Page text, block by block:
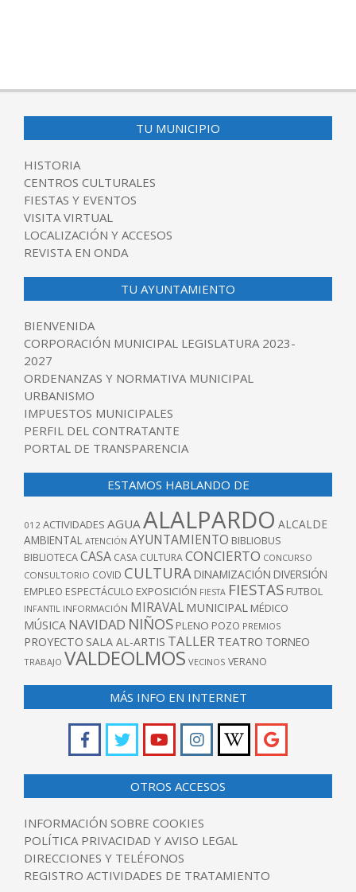
TU MUNICIPIO
HISTORIA
CENTROS CULTURALES
FIESTAS Y EVENTOS
VISITA VIRTUAL
LOCALIZACIÓN Y ACCESOS
REVISTA EN ONDA
TU AYUNTAMIENTO
BIENVENIDA
CORPORACIÓN MUNICIPAL LEGISLATURA 2023-
2027
ORDENANZAS Y NORMATIVA MUNICIPAL
URBANISMO
IMPUESTOS MUNICIPALES
PERFIL DEL CONTRATANTE
PORTAL DE TRANSPARENCIA
ESTAMOS HABLANDO DE
012 ACTIVIDADES AGUA ALALPARDO ALCALDE
AMBIENTAL ATENCIÓN AYUNTAMIENTO BIBLIOBUS
BIBLIOTECACASA CASA CULTURACONCIERTO CONCURSO
CONSULTORIO COVID CULTURA DINAMIZACIÓN DIVERSIÓN
EMPLEO ESPECTÁCULO EXPOSICIÓN FIESTA FIESTAS FUTBOL
INFANTIL INFORMACIÓN MIRAVAL MUNICIPAL MÉDICO
MÚSICA NAVIDAD NIÑOS PLENO POZO PREMIOS
PROYECTO SALA AL-ARTIS TALLER TEATRO TORNEO
TRABAJO VALDEOLMOS VECINOS VERANO
MÁS INFO EN INTERNET
OTROS ACCESOS
INFORMACIÓN SOBRE COOKIES
POLÍTICA PRIVACIDAD Y AVISO LEGAL
DIRECCIONES Y TELÉFONOS
REGISTRO ACTIVIDADES DE TRATAMIENTO